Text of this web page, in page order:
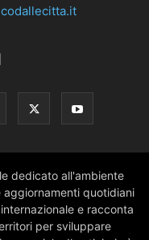
dedicato all'ambiente
quotidiani
e racconta
per sviluppare